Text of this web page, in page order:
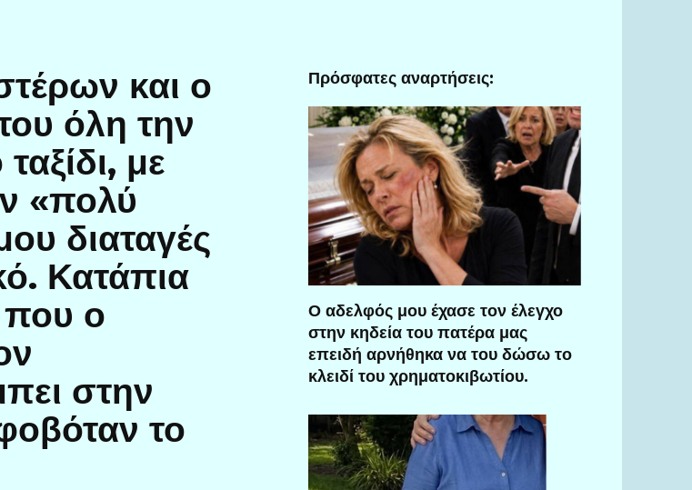
και ο
όλη την
με
«πολύ
διαταγές
Κατάπια
ο
στην
το
Πρόσφατες αναρτήσεις:
Ο αδελφός μου έχασε τον έλεγχο
στην κηδεία του πατέρα μας
επειδή αρνήθηκα να του δώσω το
κλειδί του χρηματοκιβωτίου.